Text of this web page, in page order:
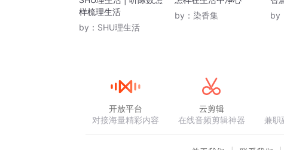
样梳理生活
by： SHU理生活
by： 染香集
by
开放平台
对接海量精彩内容
云剪辑
在线音频剪辑神器
兼职